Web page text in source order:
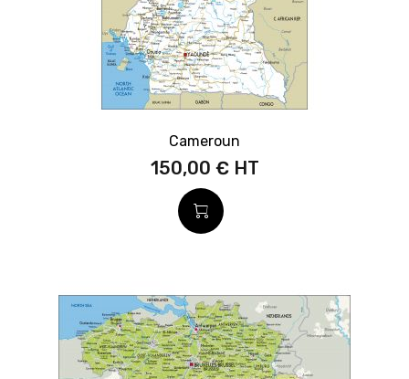
Cameroun
150,00 €